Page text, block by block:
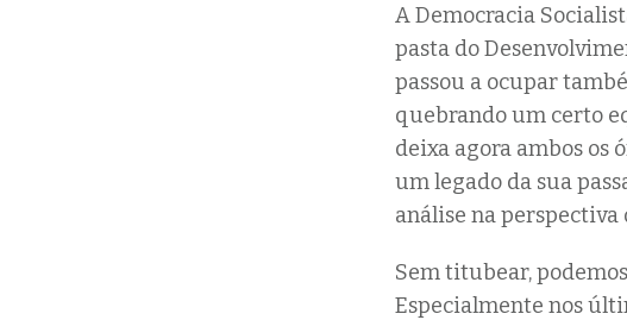
A Democracia
pasta do
passou a ocupar
quebrando um certo
deixa agora ambos os
um legado da sua
análise na
Sem titubear,
Especialmente nos